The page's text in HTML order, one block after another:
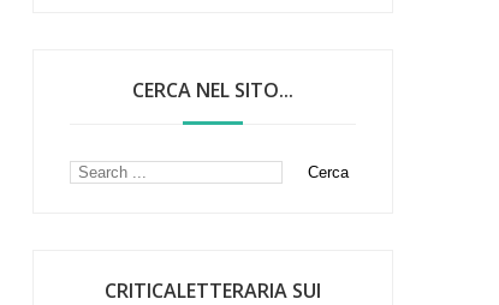
CERCA NEL SITO...
CRITICALETTERARIA SUI